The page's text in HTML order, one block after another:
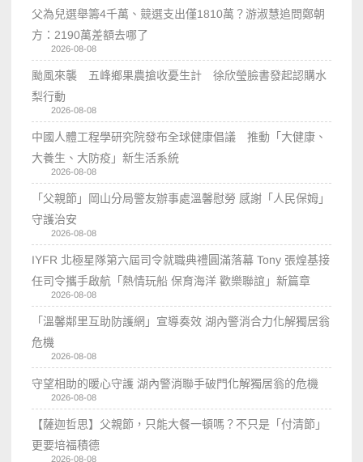
父為兒選舉籌4千萬、競選支出僅1810萬？游淑慧追問鄭朝
方：2190萬差額去哪了
2026-08-08
颱風來襲 五峰鄉果農搶收憂生計 徐欣瑩臉書發起認購水
梨行動
2026-08-08
中國人體工程學研究院發布全球健康倡議 推動「大健康、
大養生、大防疫」新生活系統
2026-08-08
「父親節」岡山分局警友辦事處溫馨慰勞 感謝「人民保姆」
守護治安
2026-08-08
IYFR 北極星隊第六屆司令就職典禮圓滿落幕 Tony 張煌基接
任司令攜手啟航「熱情玩船 保育海洋 歡樂聯誼」新篇章
2026-08-08
「溫馨鄰里互助防護網」宣導奏效 湖內警消合力化解獨居翁
危機
2026-08-08
守望相助的暖心守護 湖內警消聯手破門化解獨居翁的危機
2026-08-08
【薩迦哲思】父親節，只能大餐一頓嗎？不只是「付清節」
更要培福積德
2026-08-08